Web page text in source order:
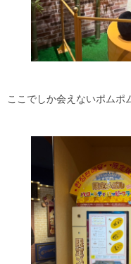
ここでしか会えないポム